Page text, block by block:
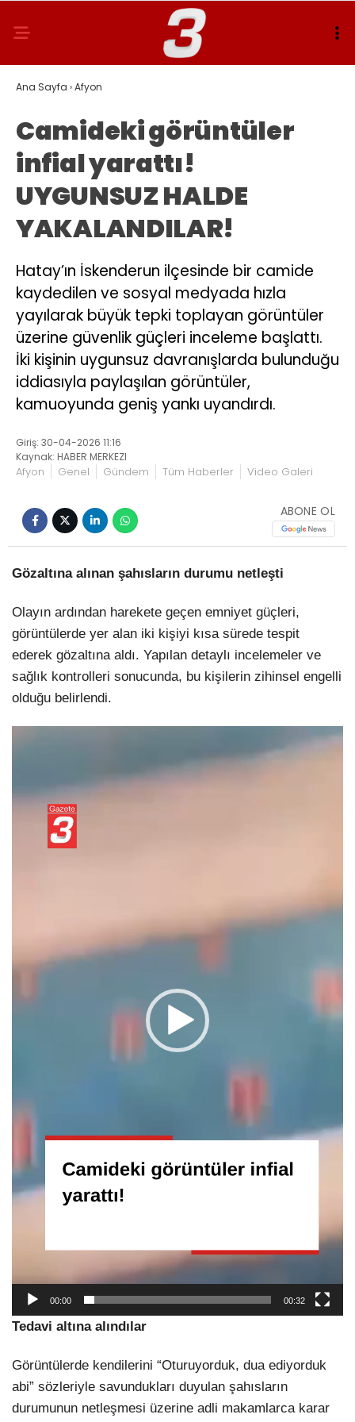
Ana Sayfa ›Afyon
Camideki görüntüler
infial yarattı!
UYGUNSUZ HALDE
YAKALANDILAR!
Hatay’ın İskenderun ilçesinde bir camide
kaydedilen ve sosyal medyada hızla
yayılarak büyük tepki toplayan görüntüler
üzerine güvenlik güçleri inceleme başlattı.
İki kişinin uygunsuz davranışlarda bulunduğu
iddiasıyla paylaşılan görüntüler,
kamuoyunda geniş yankı uyandırdı.
Giriş: 30-04-2026 11:16
Kaynak: HABER MERKEZI
Afyon Genel Gündem Tüm Haberler Video Galeri
ABONE OL
Gözaltına alınan şahısların durumu netleşti
Olayın ardından harekete geçen emniyet güçleri,
görüntülerde yer alan iki kişiyi kısa sürede tespit
ederek gözaltına aldı. Yapılan detaylı incelemeler ve
sağlık kontrolleri sonucunda, bu kişilerin zihinsel engelli
olduğu belirlendi.
00:00 00:32
Tedavi altına alındılar
Görüntülerde kendilerini “Oturuyorduk, dua ediyorduk
abi” sözleriyle savundukları duyulan şahısların
durumunun netleşmesi üzerine adli makamlarca karar